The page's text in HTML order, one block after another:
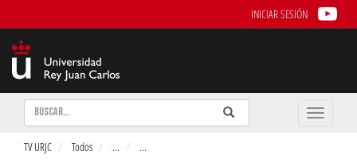
INICIAR SESIÓN
Buscar Enviar
Buscar
Toggle
TV URJC Todos ... ...